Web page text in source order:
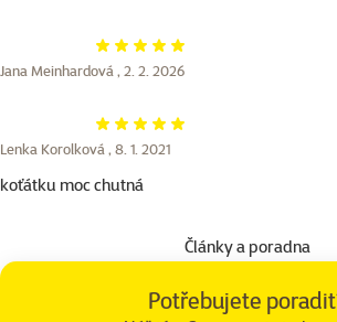
Hodnocení 100%
Jana Meinhardová , 2. 2. 2026
Hodnocení 100%
Lenka Korolková , 8. 1. 2021
koťátku moc chutná
Články a poradna
Potřebujete